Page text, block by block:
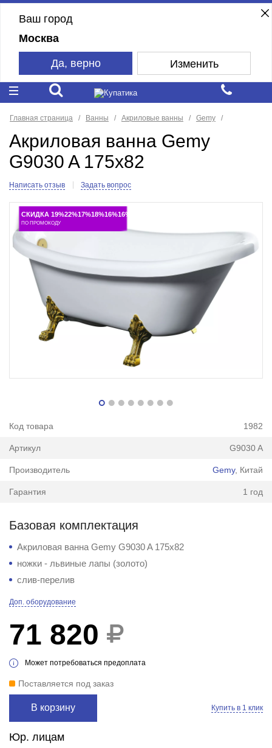
Ваш город
Москва
Да, верно Изменить
Главная страница Ванны Акриловые ванны Gemy
Акриловая ванна Gemy
G9030 A 175x82
Написать отзыв Задать вопрос
СКИДКА 19%22%17%18%16%16%
ПО ПРОМОКОДУ
Код товара 1982
Артикул G9030 A
Производитель Gemy, Китай
Гарантия 1 год
Базовая комплектация
Акриловая ванна Gemy G9030 A 175x82
ножки - львиные лапы (золото)
слив-перелив
Доп. оборудование
71 820
Может потребоваться предоплата
Поставляется под заказ
В корзину Купить в 1 клик
Юр. лицам